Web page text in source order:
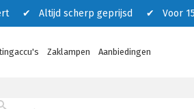
✔ Altijd scherp geprijsd ✔ Voor
Zaklampen Aanbiedingen